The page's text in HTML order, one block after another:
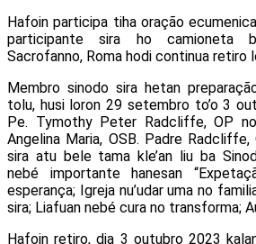
Hafoin participa tiha oração
participante sira ho camioneta
Sacrofanno, Roma hodi continua retiro
Membro sinodo sira hetan
tolu, husi loron 29 setembro to’o 3
Pe. Tymothy Peter Radcliffe, OP
Angelina Maria, OSB. Padre
sira atu bele tama kle’an liu ba
nebé importante hanesan
esperança; Igreja nu’udar uma no
sira; Liafuan nebé cura no transforma;
Hafoin retiro, dia 3 outubro 2023